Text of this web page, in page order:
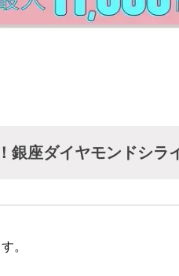
銀座ダイヤモンドシラ
。